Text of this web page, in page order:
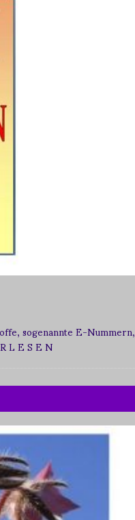
sogenannte E-Nummern,
L E S E N